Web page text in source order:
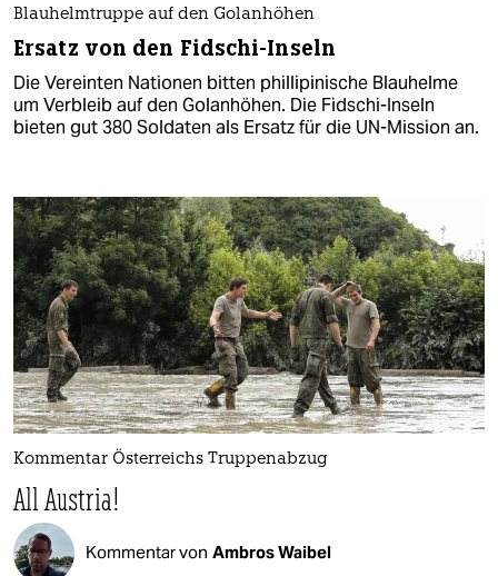
Blauhelmtruppe auf den Golanhöhen
Ersatz von den Fidschi-Inseln
Die Vereinten Nationen bitten phillipinische Blauhelme
um Verbleib auf den Golanhöhen. Die Fidschi-Inseln
bieten gut 380 Soldaten als Ersatz für die UN-Mission an.
Kommentar Österreichs Truppenabzug
All Austria!
Kommentar von Ambros Waibel